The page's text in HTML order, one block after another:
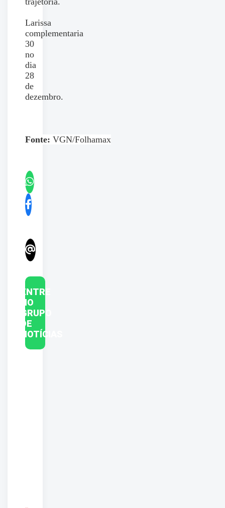
Larissa
complementaria
30
no
dia
28
de
dezembro.
Fonte: VGN/Folhamax
ENTRE
NO
GRUPO
DE
NOTÍCIAS